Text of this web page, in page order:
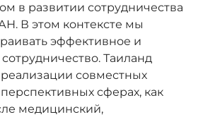
в развитии сотрудничества
В этом контексте мы
эффективное и
Таиланд
совместных
сферах, как
медицинский,